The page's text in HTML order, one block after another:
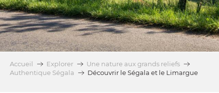
Accueil Explorer
Une nature aux grands reliefs
Authentique Ségala
Découvrir le Ségala et le Limargue